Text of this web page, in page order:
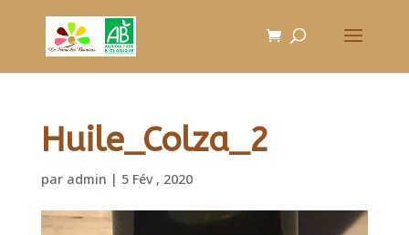
Huile_Colza_2
par admin | 5 Fév , 2020